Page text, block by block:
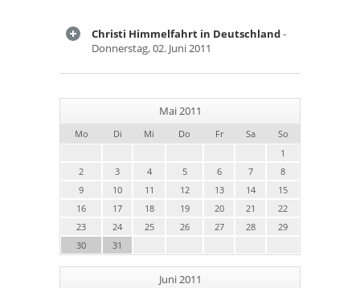
Christi Himmelfahrt in Deutschland-
Donnerstag, 02. Juni 2011
Mai 2011
Mo Di Mi Do Fr Sa
So
1
2
3 4 5 6 7
8
9
10 11 12 13 14
15
16
17 18 19 20 21
22
23
24 25 26 27 28
29
30
31
Juni 2011